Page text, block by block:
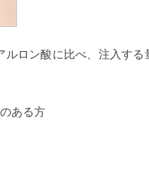
ロン酸に比べ、注入する
ある方